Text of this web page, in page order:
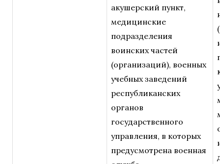
акушерский пункт,
медицинские
подразделения
воинских частей
(организаций), военных
учебных заведений
республиканских
органов
государственного
управления, в которых
предусмотрена военная
(